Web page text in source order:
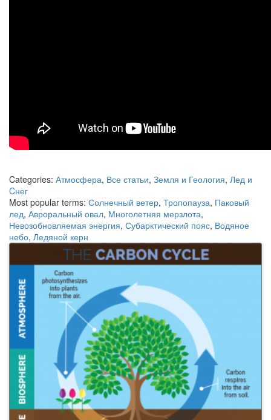
Categories: Атмосфера, Все статьи, Земля и Геология, Лед и
Cнег
Most popular terms: Солнечный ветер, Тропопауза, Паковый
лед, Авроральный овал, Многолетняя мерзлота,
Невозобновляемая энергия, Субарктический пояс, Водяное
небо, Ледяной керн